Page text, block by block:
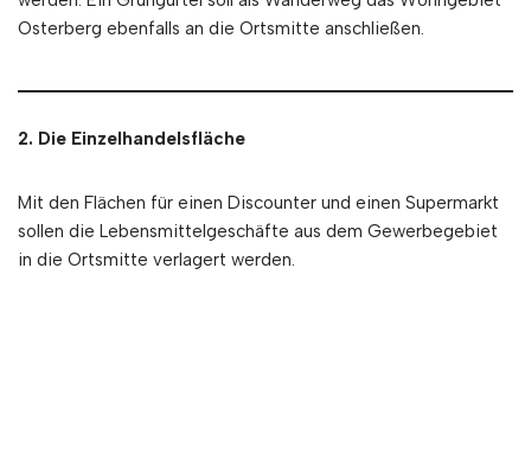
Osterberg ebenfalls an die Ortsmitte anschließen.
2. Die Einzelhandelsfläche
Mit den Flächen für einen Discounter und einen Supermarkt
sollen die Lebensmittelgeschäfte aus dem Gewerbegebiet
in die Ortsmitte verlagert werden.